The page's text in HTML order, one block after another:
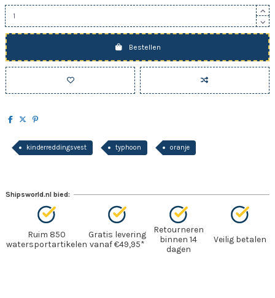
Bestellen
kinderreddingsvest typhoon oranje
Shipsworld.nl bied:
Ruim 850
watersportartikelen
Gratis levering
vanaf €49,95*
Retourneren
binnen 14
dagen
Veilig betalen